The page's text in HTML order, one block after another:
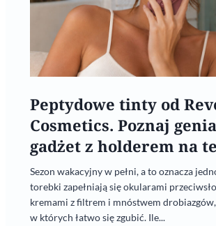
Peptydowe tinty od
Cosmetics. Poznaj
gadżet z holderem na
Sezon wakacyjny w pełni, a to oznacza
torebki zapełniają się okularami
kremami z filtrem i mnóstwem drobiazgów,
w których łatwo się zgubić. Ile...